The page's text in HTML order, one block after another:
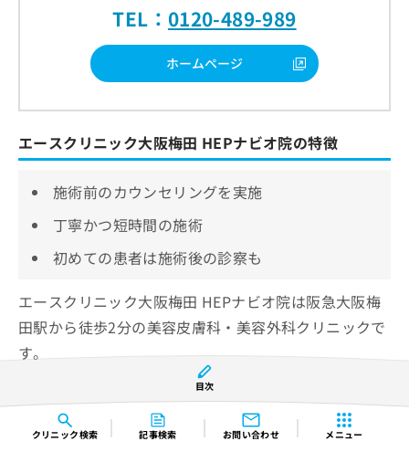
クリニック検索 記事検索 お問い合わせ メニュー
TEL： 0120-489-989
ホームページ
エースクリニック大阪梅田 HEPナビオ院の特徴
施術前のカウンセリングを実施
丁寧かつ短時間の施術
初めての患者は施術後の診察も
エースクリニック大阪梅田 HEPナビオ院は阪急大阪梅
田駅から徒歩2分の美容皮膚科・美容外科クリニックで
す。
ホームページからの施術予約とLINE(再診のみ)からの予
約に対応しています。
目次